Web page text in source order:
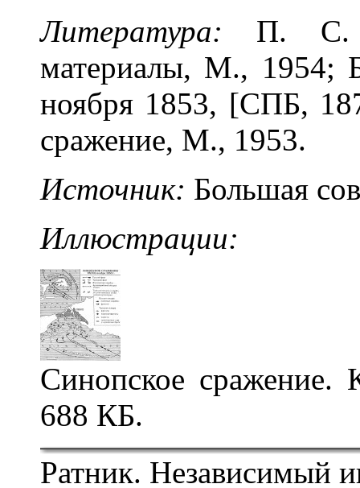
Литература: П. С.
материалы, М., 1954;
ноября 1853, [СПБ,
сражение, М., 1953.
Источник: Большая
Иллюстрации:
Синопское сражение.
688 КБ.
Ратник. Независимый